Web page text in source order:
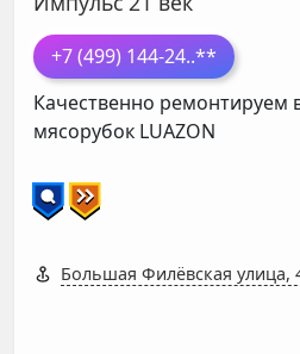
+7 (499) 144-24..**
Качественно ремонтируем
мясорубок LUAZON
Большая Филёвская улица,